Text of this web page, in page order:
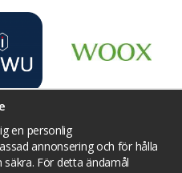
en personlig
annonsering och för hålla
För detta ändamål